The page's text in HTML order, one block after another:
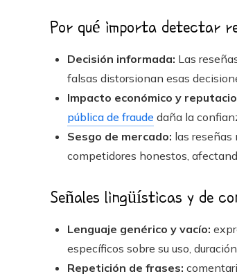
Por qué importa detectar
Decisión informada: Las
falsas distorsionan esas
Impacto económico y
pública de fraude daña la
Sesgo de mercado: las
competidores honestos,
Señales lingüísticas y de
Lenguaje genérico y vacío:
específicos sobre su uso,
Repetición de frases: